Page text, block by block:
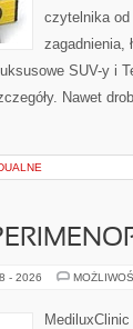
czytelnika od
zagadnienia,
SUV-y i
Nawet
- 2026